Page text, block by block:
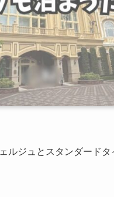
ルジュとスタンダード